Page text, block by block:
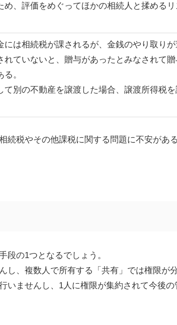
め、評価をめぐってほかの相続人と揉める
には相続税が課されるが、金銭のやり取り
れていないと、贈与があったとみなされて
。
て別の不動産を譲渡した場合、譲渡所得税
税やその他課税に関する問題に不安があ
段の1つとなるでしょう。
し、複数人で所有する「共有」では権限が
いませんし、 1人に権限が集約されて今後の